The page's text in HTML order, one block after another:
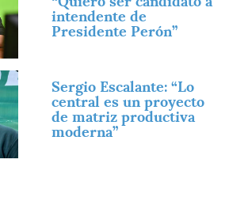
intendente de
Presidente Perón”
Sergio Escalante: “Lo
central es un proyecto
de matriz productiva
moderna”